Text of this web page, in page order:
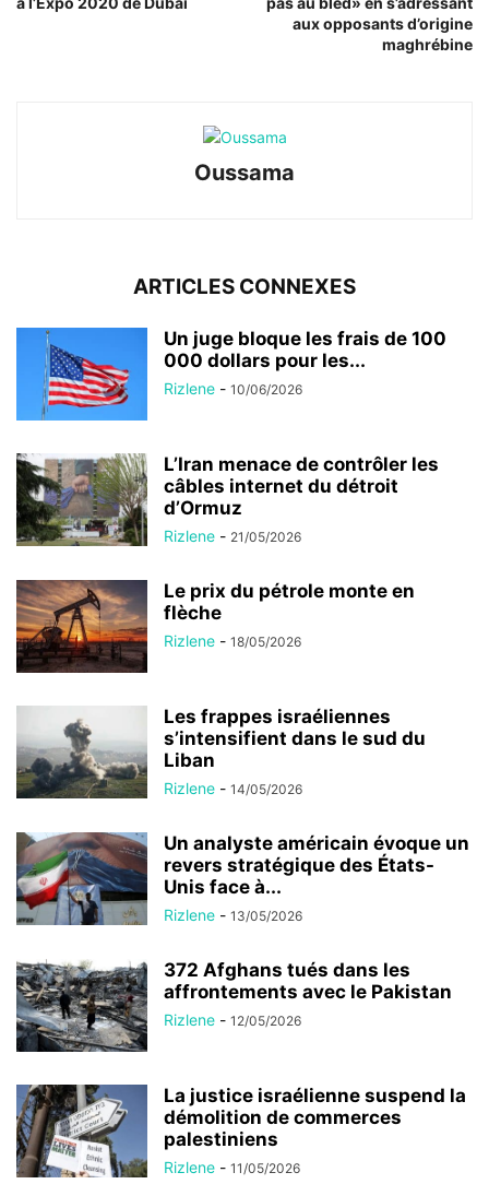
aux opposants d’origine
maghrébine
Oussama
ARTICLES CONNEXES
Un juge bloque les frais de 100
000 dollars pour les...
Rizlene - 10/06/2026
L’Iran menace de contrôler les
câbles internet du détroit
d’Ormuz
Rizlene - 21/05/2026
Le prix du pétrole monte en
flèche
Rizlene - 18/05/2026
Les frappes israéliennes
s’intensifient dans le sud du
Liban
Rizlene - 14/05/2026
Un analyste américain évoque un
revers stratégique des États-
Unis face à...
Rizlene - 13/05/2026
372 Afghans tués dans les
affrontements avec le Pakistan
Rizlene - 12/05/2026
La justice israélienne suspend la
démolition de commerces
palestiniens
Rizlene - 11/05/2026